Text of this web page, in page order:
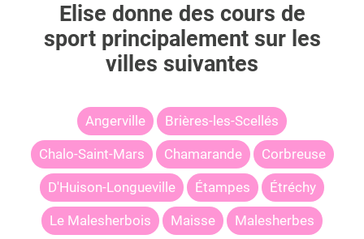
Elise donne des cours de
sport principalement sur les
villes suivantes
Angerville Brières-les-Scellés
Chalo-Saint-Mars Chamarande Corbreuse
D'Huison-Longueville Étampes Étréchy
Le Malesherbois Maisse Malesherbes